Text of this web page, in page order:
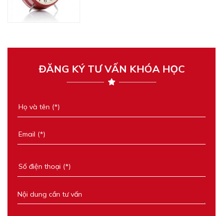
ĐĂNG KÝ TƯ VẤN KHÓA HỌC